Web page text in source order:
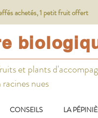
achetés, 1 petit fruit offert
et plants
racines nues
CONSEILS LA